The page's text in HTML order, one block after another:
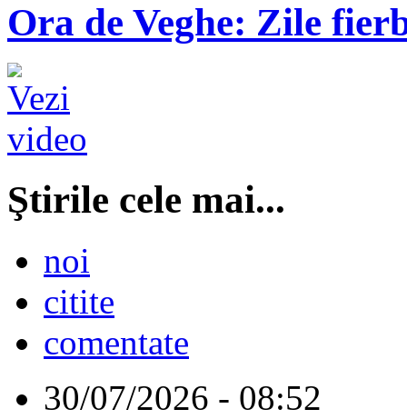
Ora de Veghe: Zile
Ştirile cele mai...
noi
citite
comentate
30/07/2026 - 08:52